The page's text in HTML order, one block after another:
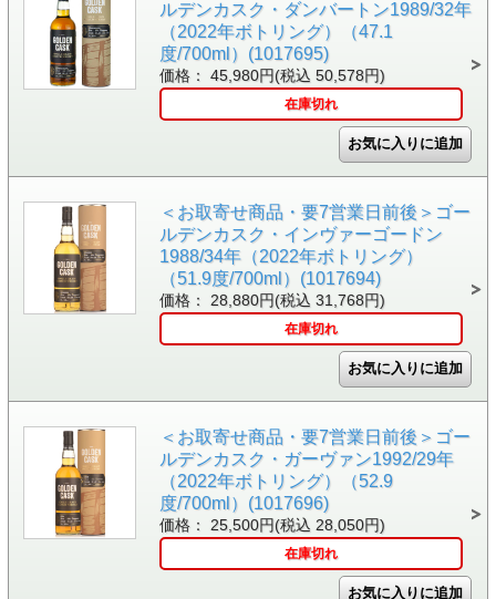
ルデンカスク・ダンバートン1989/32年
（2022年ボトリング）（47.1
度/700ml）(1017695)
価格： 45,980円(税込 50,578円)
在庫切れ
＜お取寄せ商品・要7営業日前後＞ゴー
ルデンカスク・インヴァーゴードン
1988/34年（2022年ボトリング）
（51.9度/700ml）(1017694)
価格： 28,880円(税込 31,768円)
在庫切れ
＜お取寄せ商品・要7営業日前後＞ゴー
ルデンカスク・ガーヴァン1992/29年
（2022年ボトリング）（52.9
度/700ml）(1017696)
価格： 25,500円(税込 28,050円)
在庫切れ